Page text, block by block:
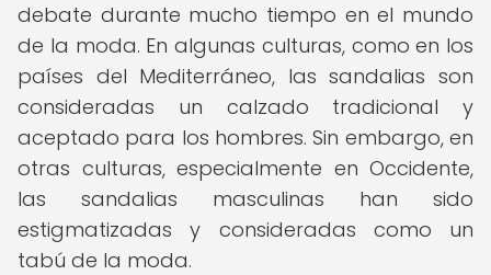
debate durante mucho tiempo en el mundo
de la moda. En algunas culturas, como en los
países del Mediterráneo, las sandalias son
consideradas un calzado tradicional y
aceptado para los hombres. Sin embargo, en
otras culturas, especialmente en Occidente,
las sandalias masculinas han sido
estigmatizadas y consideradas como un
tabú de la moda.